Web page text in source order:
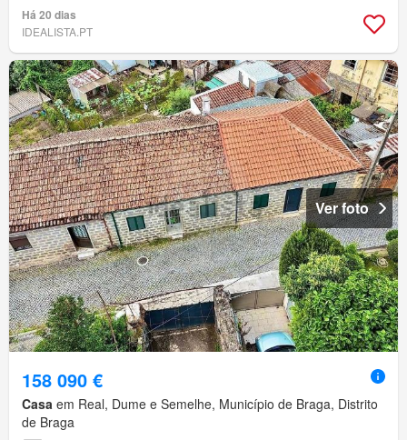
Há 20 dias
IDEALISTA.PT
Ver foto
158 090 €
Casa em Real, Dume e Semelhe, Município de Braga, Distrito
de Braga